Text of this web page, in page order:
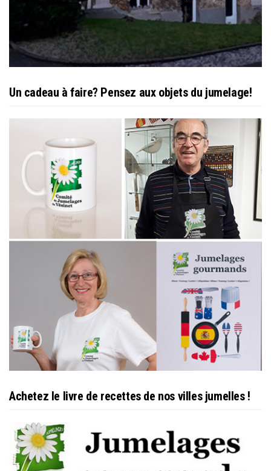
Un cadeau à faire? Pensez aux objets du jumelage!
Achetez le livre de recettes de nos villes jumelles !